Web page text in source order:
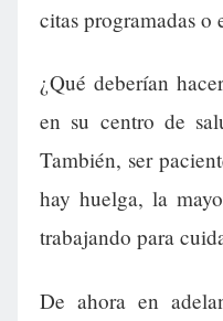
citas programadas o
¿Qué deberían
en su centro de
También, ser
hay huelga, la
trabajando para
De ahora en